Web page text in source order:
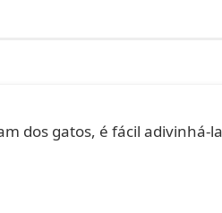
dos gatos, é fácil adivinhá-